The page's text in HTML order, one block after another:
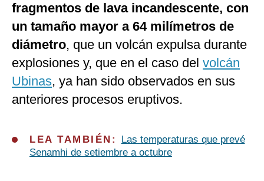
fragmentos de lava incandescente, con
un tamaño mayor a 64 milímetros de
diámetro, que un volcán expulsa durante
explosiones y, que en el caso del volcán
Ubinas, ya han sido observados en sus
anteriores procesos eruptivos.
LEA TAMBIÉN:
Las temperaturas que prevé
Senamhi de setiembre a octubre